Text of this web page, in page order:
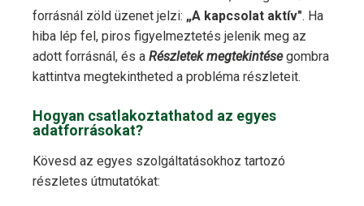
forrásnál zöld üzenet jelzi: „A kapcsolat aktív". Ha
hiba lép fel, piros figyelmeztetés jelenik meg az
adott forrásnál, és a Részletek megtekintésegombra
kattintva megtekintheted a probléma részleteit.
Hogyan csatlakoztathatod az egyes
adatforrásokat?
Kövesd az egyes szolgáltatásokhoz tartozó
részletes útmutatókat: